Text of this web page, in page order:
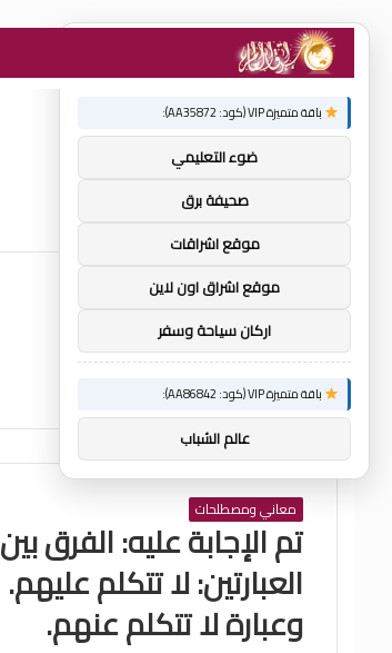
معاني ومصطلحات
تم الإجابة عليه: الفرق بين
العبارتين: لا تتكلم عليهم.
وعبارة لا تتكلم عنهم.
توصيات :
باقة متميزة VIP (كود: AA35872):
ضوء التعليمي
صحيفة برق
موقع اشراقات
موقع اشراق اون لاين
اركان سياحة وسفر
باقة متميزة VIP (كود: AA86842):
عالم الشباب